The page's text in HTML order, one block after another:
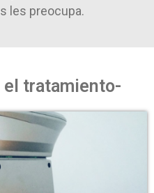
les preocupa.
el tratamiento-